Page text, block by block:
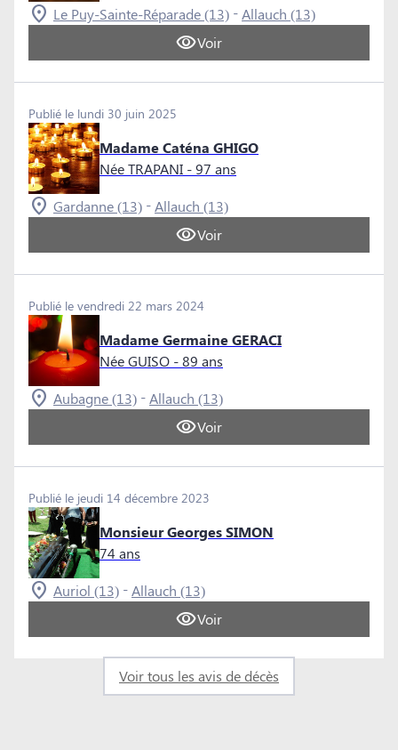
Le Puy-Sainte-Réparade (13) -Allauch (13)
Voir
Publié le lundi 30 juin 2025
Madame Caténa GHIGO
Née TRAPANI - 97 ans
Gardanne (13) -Allauch (13)
Voir
Publié le vendredi 22 mars 2024
Madame Germaine GERACI
Née GUISO - 89 ans
Aubagne (13) -Allauch (13)
Voir
Publié le jeudi 14 décembre 2023
Monsieur Georges SIMON
74 ans
Auriol (13) -Allauch (13)
Voir
Voir tous les avis de décès